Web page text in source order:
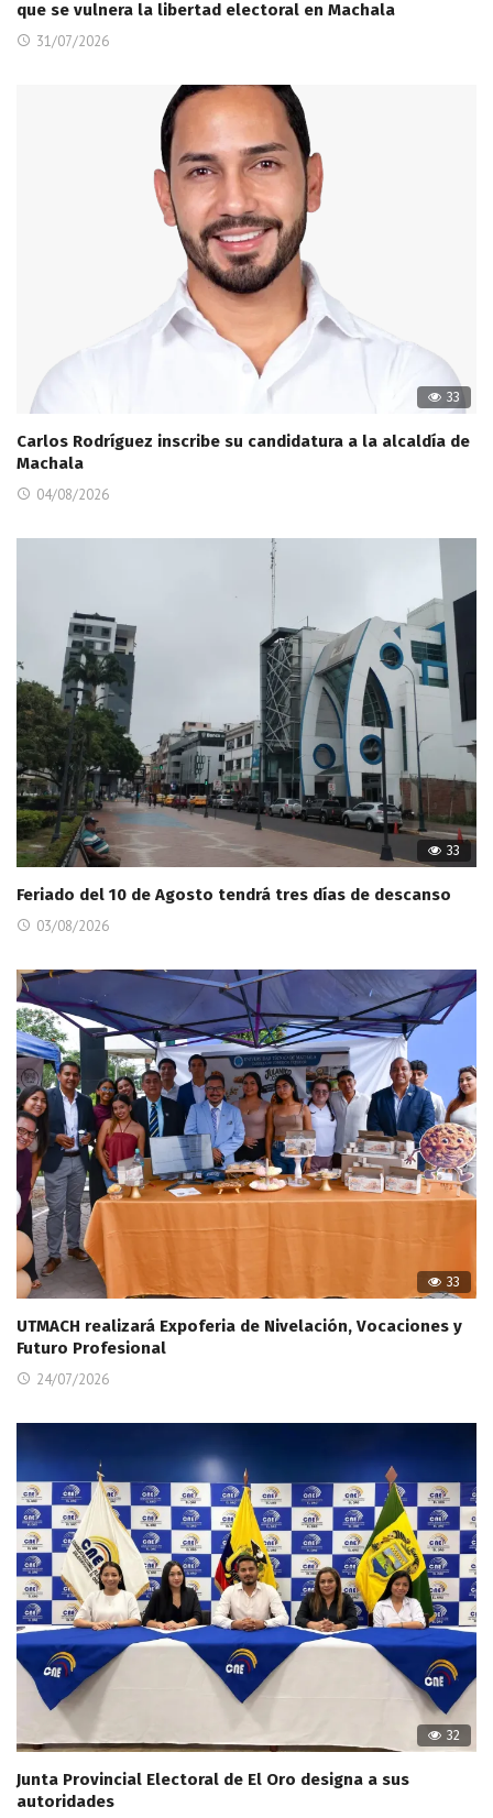
que se vulnera la libertad electoral en Machala
31/07/2026
33
Carlos Rodríguez inscribe su candidatura a la alcaldía de
Machala
04/08/2026
33
Feriado del 10 de Agosto tendrá tres días de descanso
03/08/2026
33
UTMACH realizará Expoferia de Nivelación, Vocaciones y
Futuro Profesional
24/07/2026
32
Junta Provincial Electoral de El Oro designa a sus
autoridades